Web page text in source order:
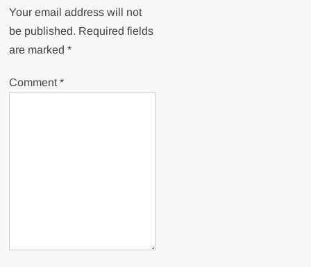
Your email address will not
be published. Required fields
are marked*
Comment*